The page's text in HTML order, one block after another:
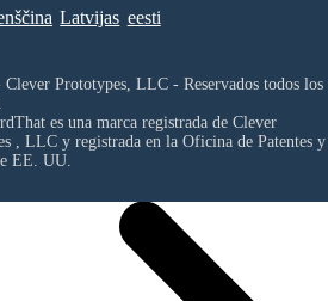
Latvijas eesti
Prototypes, LLC - Reservados todos los
es una marca registrada de Clever
, LLCy registrada en la Oficina de Patentes y
EE. UU.